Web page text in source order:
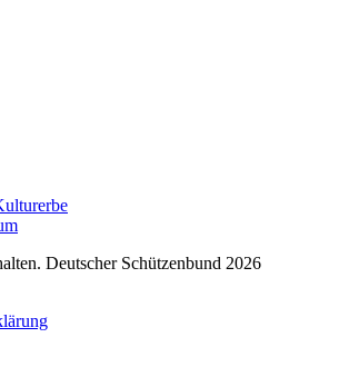
Deutscher Schützenbund 2026